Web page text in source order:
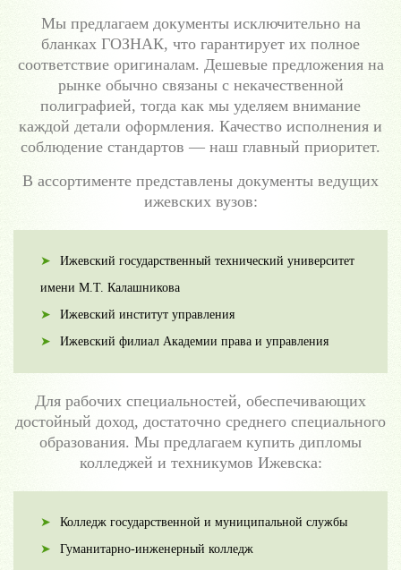
Мы предлагаем документы исключительно на
бланках ГОЗНАК, что гарантирует их полное
соответствие оригиналам. Дешевые предложения на
рынке обычно связаны с некачественной
полиграфией, тогда как мы уделяем внимание
каждой детали оформления. Качество исполнения и
соблюдение стандартов — наш главный приоритет.
В ассортименте представлены документы ведущих
ижевских вузов:
Ижевский государственный технический университет
имени М.Т. Калашникова
Ижевский институт управления
Ижевский филиал Академии права и управления
Для рабочих специальностей, обеспечивающих
достойный доход, достаточно среднего специального
образования. Мы предлагаем купить дипломы
колледжей и техникумов Ижевска:
Колледж государственной и муниципальной службы
Гуманитарно-инженерный колледж